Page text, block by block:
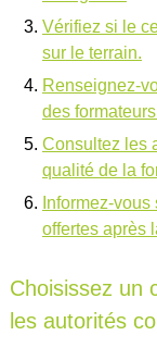
Vérifiez si le
sur le terrain.
Renseignez-
des
Consultez les
qualité de la
Informez-
offertes après
Choisissez un
les autorités